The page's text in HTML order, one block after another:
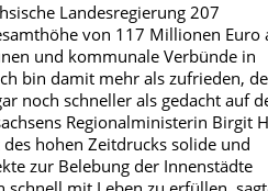
Landesregierung 207
von 117 Millionen Euro
und kommunale Verbünde in
bin damit mehr als zufrieden,
noch schneller als gedacht auf
Regionalministerin Birgit
hohen Zeitdrucks solide und
zur Belebung der Innenstädte